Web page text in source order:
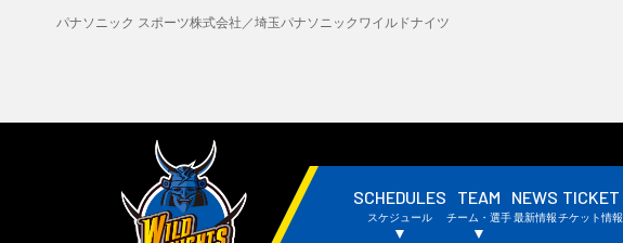
パナソニック スポーツ株式会社／埼玉パナソニックワイルドナイツ
SCHEDULES
スケジュール
▼
TEAM
チーム・選手
▼
NEWS
最新情報
TICKET
チケット情報
・試合日程・結果
・チームスケジュール
・選手情報
・スタッフ情報